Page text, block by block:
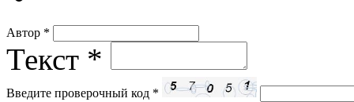
Автор *
Текст *
Введите проверочный код *